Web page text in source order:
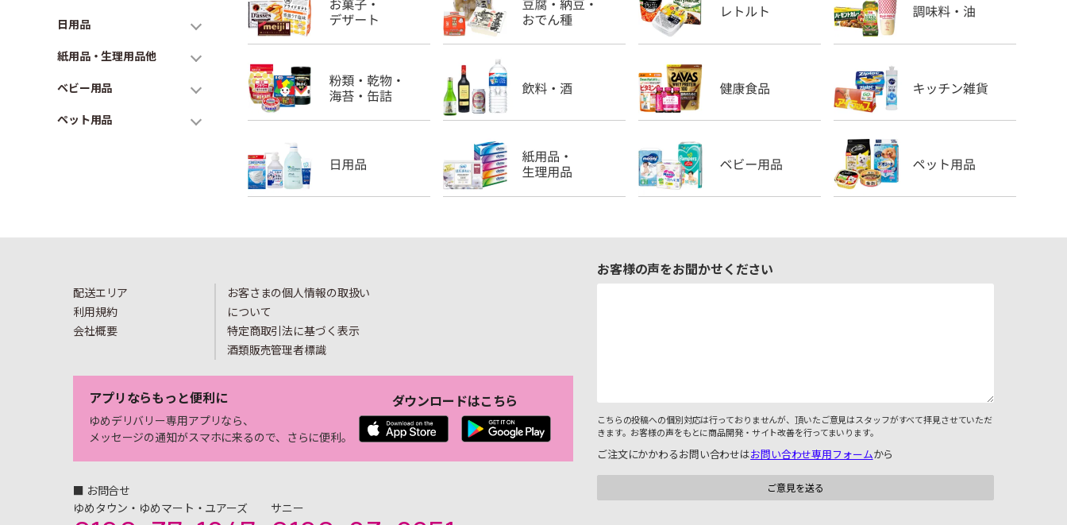
日用品
紙用品・生理用品他
ベビー用品
ペット用品
配送エリア
利用規約
会社概要
お客さまの個人情報の取扱い
について
特定商取引法に基づく表示
酒類販売管理者標識
アプリならもっと便利に
ゆめデリバリー専用アプリなら、
メッセージの通知がスマホに来るので、さらに便利。
ダウンロードはこちら
■ お問合せ
ゆめタウン・ゆめマート・ユアーズ
サニー
お客様の声をお聞かせください
こちらの投稿への個別対応は行っておりませんが、頂いたご意見はスタッフがすべて拝見させていただ
きます。お客様の声をもとに商品開発・サイト改善を行ってまいります。
ご注文にかかわるお問い合わせはお問い合わせ専用フォームから